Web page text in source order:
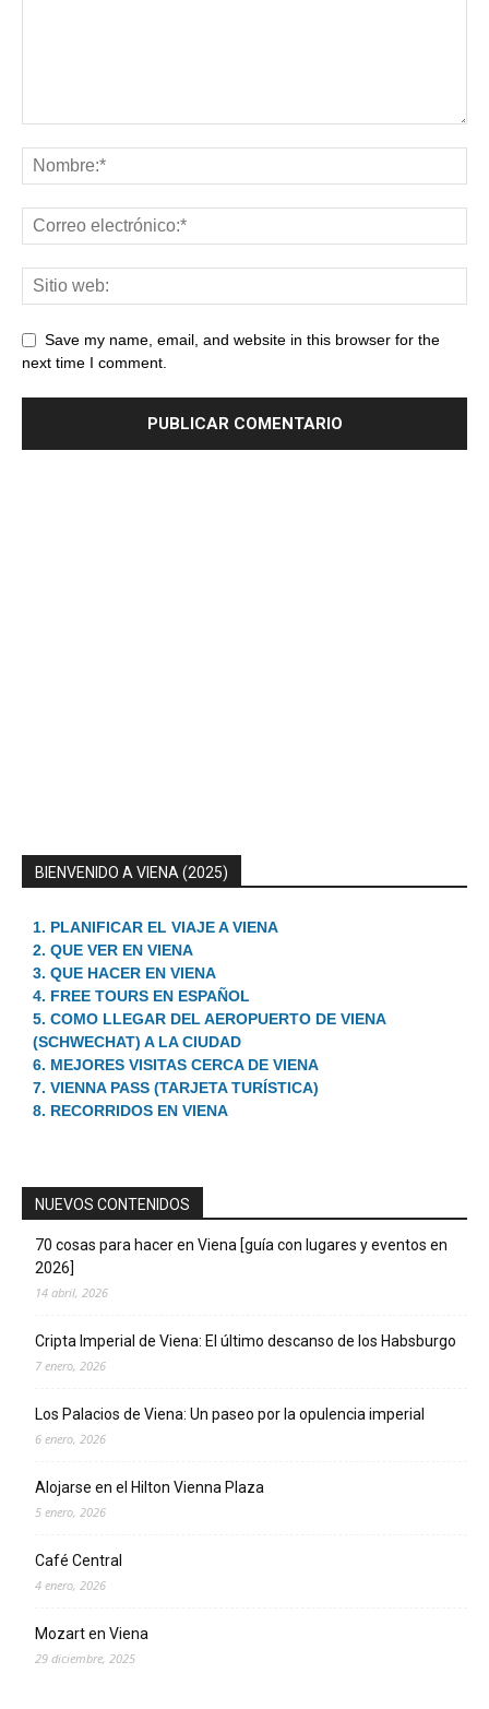
Save my name, email, and website in this browser for the
next time I comment.
BIENVENIDO A VIENA (2025)
1. PLANIFICAR EL VIAJE A VIENA
2. QUE VER EN VIENA
3. QUE HACER EN VIENA
4. FREE TOURS EN ESPAÑOL
5. COMO LLEGAR DEL AEROPUERTO DE VIENA
(SCHWECHAT) A LA CIUDAD
6. MEJORES VISITAS CERCA DE VIENA
7. VIENNA PASS (TARJETA TURÍSTICA)
8. RECORRIDOS EN VIENA
NUEVOS CONTENIDOS
70 cosas para hacer en Viena [guía con lugares y eventos en
2026]
14 abril, 2026
Cripta Imperial de Viena: El último descanso de los Habsburgo
7 enero, 2026
Los Palacios de Viena: Un paseo por la opulencia imperial
6 enero, 2026
Alojarse en el Hilton Vienna Plaza
5 enero, 2026
Café Central
4 enero, 2026
Mozart en Viena
29 diciembre, 2025